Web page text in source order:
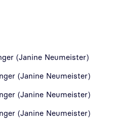
(Janine Neumeister)
(Janine Neumeister)
(Janine Neumeister)
(Janine Neumeister)